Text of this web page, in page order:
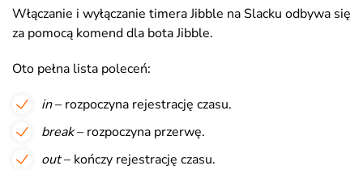
Włączanie i wyłączanie timera Jibble na Slacku odbywa się
za pomocą komend dla bota Jibble.
Oto pełna lista poleceń:
in– rozpoczyna rejestrację czasu.
break– rozpoczyna przerwę.
out– kończy rejestrację czasu.